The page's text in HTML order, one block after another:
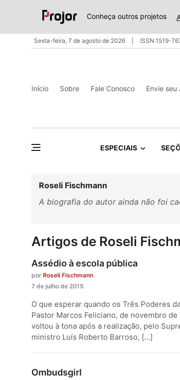
Conheça outros projetos
Sexta-feira, 7 de agosto de 2026 ISSN 1519-
Início Sobre Fale Conosco Envie seu
ESPECIAIS
Roseli Fischmann
A biografia do autor ainda não foi
Artigos de Roseli
Assédio à escola pública
por Roseli Fischmann
7 de julho de 2015
O que esperar quando os Três Poderes
Pastor Marcos Feliciano, de novembro
voltou à tona após a realização, pelo
ministro Luís Roberto Barroso, […]
Ombudsgirl